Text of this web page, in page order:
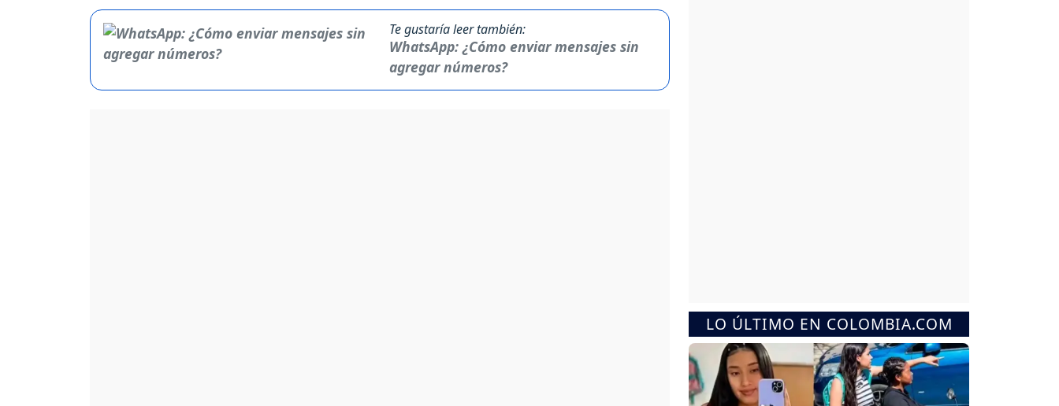
Te gustaría leer también:
WhatsApp: ¿Cómo enviar mensajes sin
agregar números?
LO ÚLTIMO EN COLOMBIA.COM